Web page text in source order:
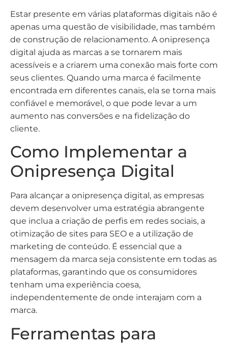
Estar presente em várias plataformas digitais não é
apenas uma questão de visibilidade, mas também
de construção de relacionamento. A onipresença
digital ajuda as marcas a se tornarem mais
acessíveis e a criarem uma conexão mais forte com
seus clientes. Quando uma marca é facilmente
encontrada em diferentes canais, ela se torna mais
confiável e memorável, o que pode levar a um
aumento nas conversões e na fidelização do
cliente.
Como Implementar a
Onipresença Digital
Para alcançar a onipresença digital, as empresas
devem desenvolver uma estratégia abrangente
que inclua a criação de perfis em redes sociais, a
otimização de sites para SEO e a utilização de
marketing de conteúdo. É essencial que a
mensagem da marca seja consistente em todas as
plataformas, garantindo que os consumidores
tenham uma experiência coesa,
independentemente de onde interajam com a
marca.
Ferramentas para